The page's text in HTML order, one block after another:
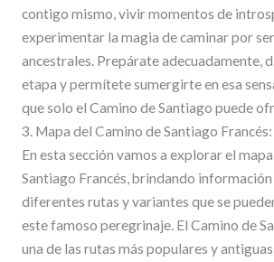
contigo mismo, vivir momentos de
experimentar la magia de caminar por
ancestrales. Prepárate adecuadamente,
etapa y permítete sumergirte en esa
que solo el Camino de Santiago puede
3. Mapa del Camino de Santiago
En esta sección vamos a explorar el
Santiago Francés, brindando
diferentes rutas y variantes que se
este famoso peregrinaje. El Camino de
una de las rutas más populares y